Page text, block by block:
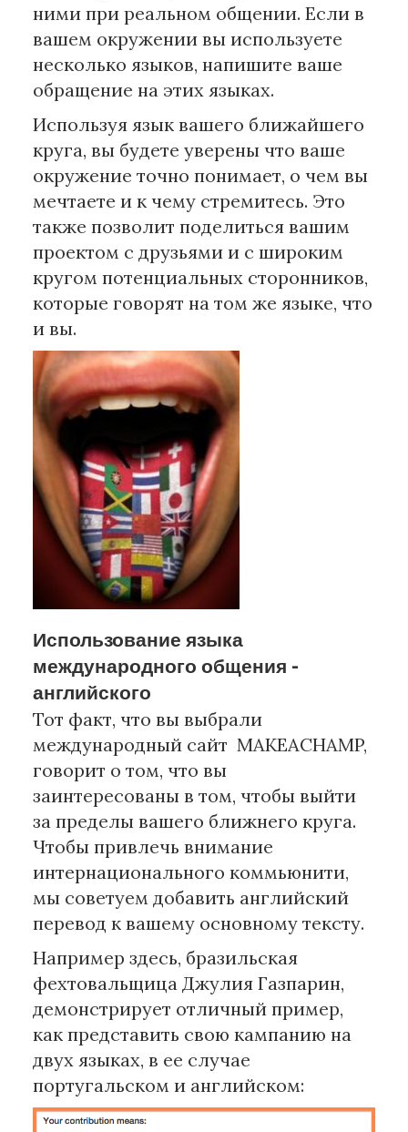
ними при реальном общении. Если в
вашем окружении вы используете
несколько языков, напишите ваше
обращение на этих языках.
Используя язык вашего ближайшего
круга, вы будете уверены что ваше
окружение точно понимает, о чем вы
мечтаете и к чему стремитесь. Это
также позволит поделиться вашим
проектом с друзьями и с широким
кругом потенциальных сторонников,
которые говорят на том же языке, что
и вы.
Использование языка
международного общения -
английского
Тот факт, что вы выбрали
международный сайт MAKEACHAMP,
говорит о том, что вы
заинтересованы в том, чтобы выйти
за пределы вашего ближнего круга.
Чтобы привлечь внимание
интернационального коммьюнити,
мы советуем добавить английский
перевод к вашему основному тексту.
Например здесь, бразильская
фехтовальщица Джулия Газпарин,
демонстрирует отличный пример,
как представить свою кампанию на
двух языках, в ее случае
португальском и английском: